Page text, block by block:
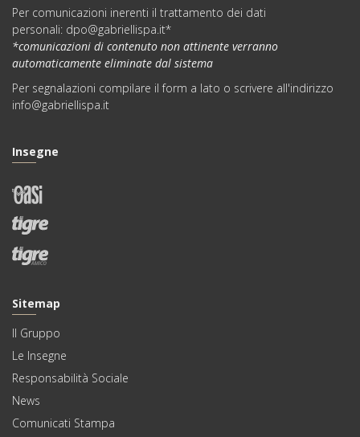
Per comunicazioni inerenti il trattamento dei dati
personali: dpo@gabriellispa.it*
*comunicazioni di contenuto non attinente verranno
automaticamente eliminate dal sistema
Per segnalazioni compilare ilform a lato o scrivere all'indirizzo
info@gabriellispa.it
Insegne
Sitemap
Il Gruppo
Le Insegne
Responsabilità Sociale
News
Comunicati Stampa